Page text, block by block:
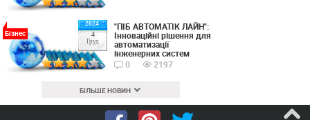
2024
4
Груд
Бізнес
"ПІБ АВТОМАТІК ЛАЙН":
Інноваційні рішення для
автоматизації
інженерних систем
0
2197
БІЛЬШЕ НОВИН